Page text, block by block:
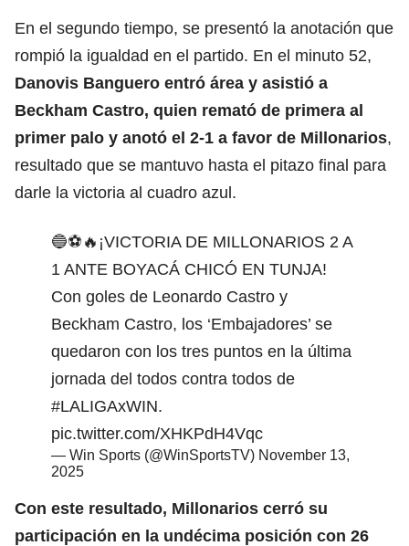
En el segundo tiempo, se presentó la anotación que
rompió la igualdad en el partido. En el minuto 52,
Danovis Banguero entró área y asistió a
Beckham Castro, quien remató de primera al
primer palo y anotó el 2-1 a favor de Millonarios,
resultado que se mantuvo hasta el pitazo final para
darle la victoria al cuadro azul.
🔵⚽🔥¡VICTORIA DE MILLONARIOS 2 A
1 ANTE BOYACÁ CHICÓ EN TUNJA!
Con goles de Leonardo Castro y
Beckham Castro, los ‘Embajadores’ se
quedaron con los tres puntos en la última
jornada del todos contra todos de
#LALIGAxWIN.
pic.twitter.com/XHKPdH4Vqc
— Win Sports (@WinSportsTV) November 13,
2025
Con este resultado, Millonarios cerró su
participación en la undécima posición con 26